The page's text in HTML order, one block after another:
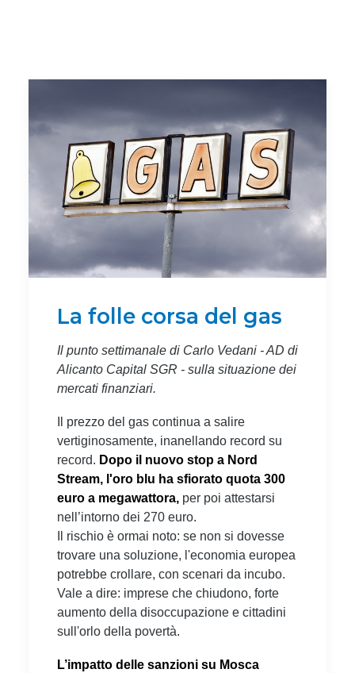
La folle corsa del gas
Il punto settimanale di Carlo Vedani - AD di
Alicanto Capital SGR - sulla situazione dei
mercati finanziari.
Il prezzo del gas continua a salire
vertiginosamente, inanellando record su
record. Dopo il nuovo stop a Nord
Stream, l'oro blu ha sfiorato quota 300
euro a megawattora, per poi attestarsi
nell’intorno dei 270 euro.
Il rischio è ormai noto: se non si dovesse
trovare una soluzione, l'economia europea
potrebbe crollare, con scenari da incubo.
Vale a dire: imprese che chiudono, forte
aumento della disoccupazione e cittadini
sull'orlo della povertà.
L’impatto delle sanzioni su Mosca